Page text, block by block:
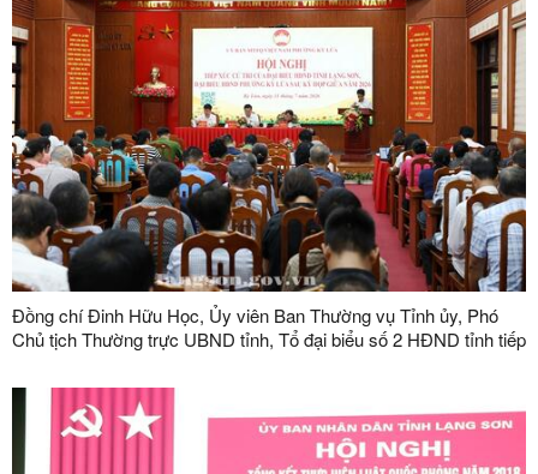
Đồng chí Đinh Hữu Học, Ủy viên Ban Thường vụ Tỉnh ủy, Phó
Chủ tịch Thường trực UBND tỉnh, Tổ đại biểu số 2 HĐND tỉnh tiếp